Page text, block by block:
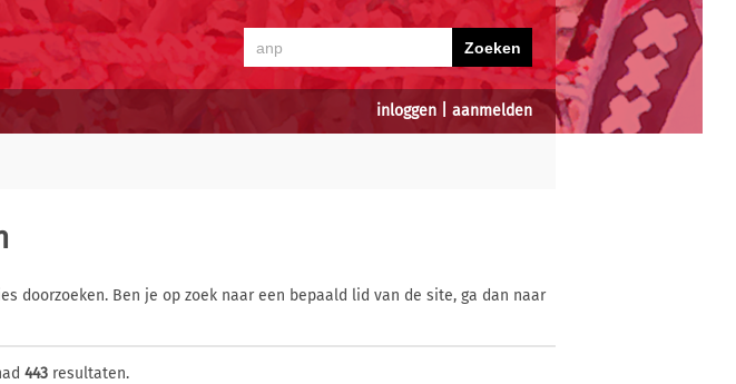
inloggen aanmelden
doorzoeken. Ben je op zoek naar een bepaald lid van de site, ga dan naar
443 resultaten.